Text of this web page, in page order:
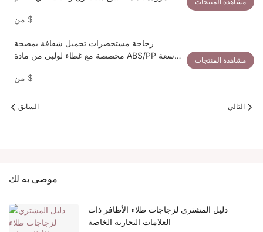
$
زجاجة مستحضرات تجميل شفافة بمضخة
مخصصة مع غطاء لولبي من مادة ABS/PP سعة
$
مشاهدة المنتجات
السابق التالي
موصى به لك
دليل المشتري لزجاجات طلاء الأظافر ذات
العلامات التجارية الخاصة